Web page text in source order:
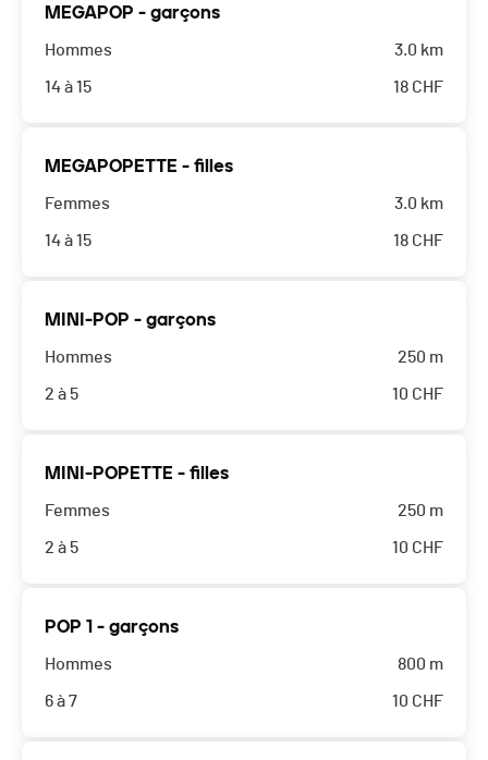
MEGAPOP - garçons
Hommes
14 à 15
3.0 km
18 CHF
MEGAPOPETTE - filles
Femmes
14 à 15
3.0 km
18 CHF
MINI-POP - garçons
Hommes
2 à 5
250 m
10 CHF
MINI-POPETTE - filles
Femmes
2 à 5
250 m
10 CHF
POP 1 - garçons
Hommes
6 à 7
800 m
10 CHF